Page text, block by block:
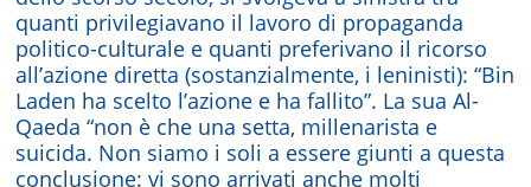
quanti privilegiavano il lavoro di propaganda
politico-culturale e quanti preferivano il ricorso
all’azione diretta (sostanzialmente, i leninisti): “Bin
Laden ha scelto l’azione e ha fallito”. La sua Al-
Qaeda “non è che una setta, millenarista e
suicida. Non siamo i soli a essere giunti a questa
conclusione: vi sono arrivati anche molti